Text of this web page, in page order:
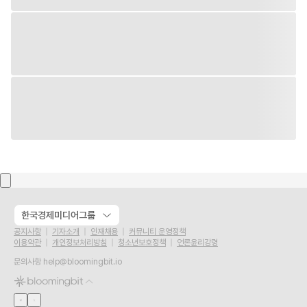
한국경제미디어그룹
공지사항 기자소개 인재채용
커뮤니티 운영정책
이용약관
개인정보처리방침 청소년보호정책
언론윤리강령
문의사항 help@bloomingbit.io